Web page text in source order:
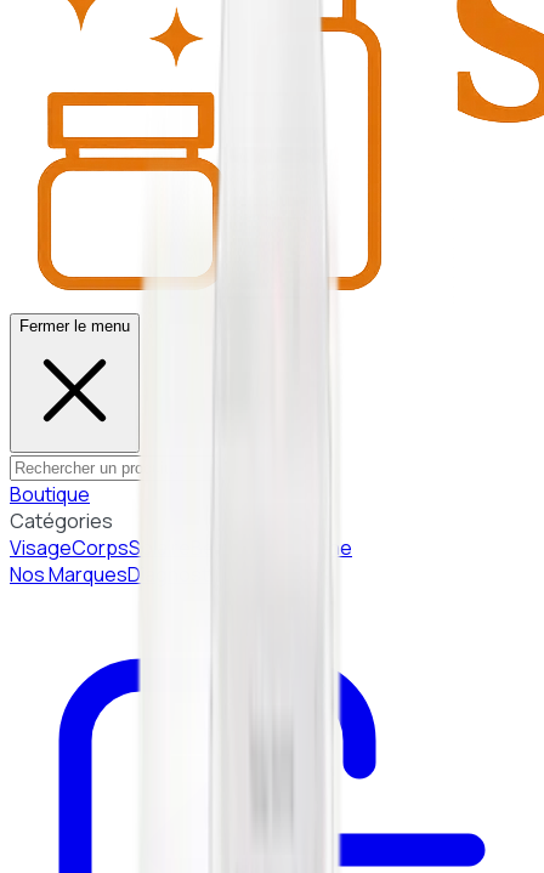
Fermer le menu
Boutique
Catégories
VisageCorpsSolaire
Beauté Coréenne
Nos MarquesDiagnostic peau